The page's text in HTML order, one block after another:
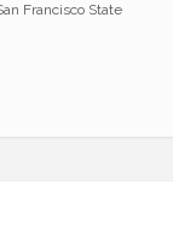
Francisco State